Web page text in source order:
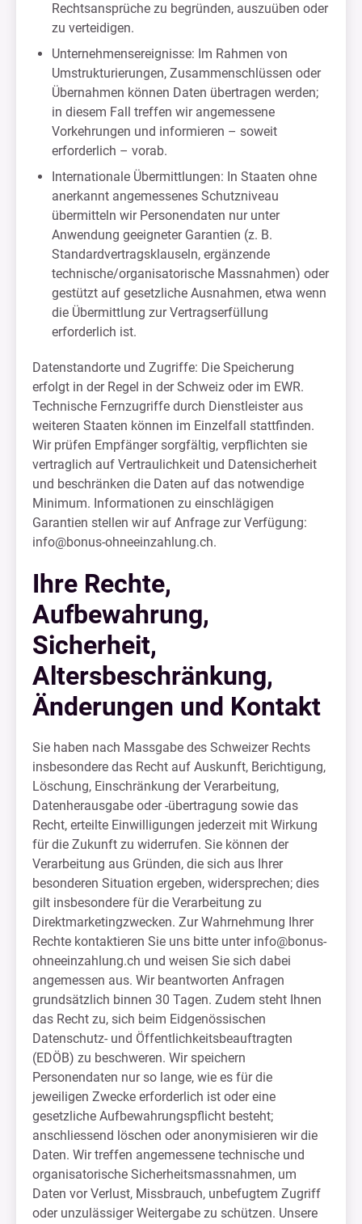
Rechtsansprüche zu begründen, auszuüben oder
zu verteidigen.
Unternehmensereignisse: Im Rahmen von
Umstrukturierungen, Zusammenschlüssen oder
Übernahmen können Daten übertragen werden;
in diesem Fall treffen wir angemessene
Vorkehrungen und informieren – soweit
erforderlich – vorab.
Internationale Übermittlungen: In Staaten ohne
anerkannt angemessenes Schutzniveau
übermitteln wir Personendaten nur unter
Anwendung geeigneter Garantien (z. B.
Standardvertragsklauseln, ergänzende
technische/organisatorische Massnahmen) oder
gestützt auf gesetzliche Ausnahmen, etwa wenn
die Übermittlung zur Vertragserfüllung
erforderlich ist.
Datenstandorte und Zugriffe: Die Speicherung
erfolgt in der Regel in der Schweiz oder im EWR.
Technische Fernzugriffe durch Dienstleister aus
weiteren Staaten können im Einzelfall stattfinden.
Wir prüfen Empfänger sorgfältig, verpflichten sie
vertraglich auf Vertraulichkeit und Datensicherheit
und beschränken die Daten auf das notwendige
Minimum. Informationen zu einschlägigen
Garantien stellen wir auf Anfrage zur Verfügung:
info@bonus-ohneeinzahlung.ch.
Ihre Rechte,
Aufbewahrung,
Sicherheit,
Altersbeschränkung,
Änderungen und Kontakt
Sie haben nach Massgabe des Schweizer Rechts
insbesondere das Recht auf Auskunft, Berichtigung,
Löschung, Einschränkung der Verarbeitung,
Datenherausgabe oder -übertragung sowie das
Recht, erteilte Einwilligungen jederzeit mit Wirkung
für die Zukunft zu widerrufen. Sie können der
Verarbeitung aus Gründen, die sich aus Ihrer
besonderen Situation ergeben, widersprechen; dies
gilt insbesondere für die Verarbeitung zu
Direktmarketingzwecken. Zur Wahrnehmung Ihrer
Rechte kontaktieren Sie uns bitte unter info@bonus-
ohneeinzahlung.ch und weisen Sie sich dabei
angemessen aus. Wir beantworten Anfragen
grundsätzlich binnen 30 Tagen. Zudem steht Ihnen
das Recht zu, sich beim Eidgenössischen
Datenschutz- und Öffentlichkeitsbeauftragten
(EDÖB) zu beschweren. Wir speichern
Personendaten nur so lange, wie es für die
jeweiligen Zwecke erforderlich ist oder eine
gesetzliche Aufbewahrungspflicht besteht;
anschliessend löschen oder anonymisieren wir die
Daten. Wir treffen angemessene technische und
organisatorische Sicherheitsmassnahmen, um
Daten vor Verlust, Missbrauch, unbefugtem Zugriff
oder unzulässiger Weitergabe zu schützen. Unsere